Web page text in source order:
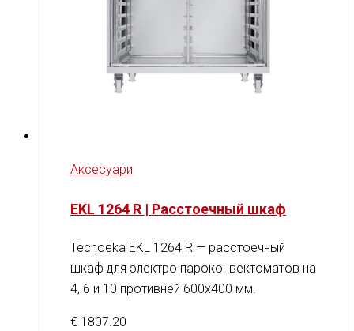
Аксесуари
EKL 1264 R | Расстоечный шкаф
Tecnoeka EKL 1264 R — расстоечный
шкаф для электро пароконвектоматов на
4, 6 и 10 противней 600x400 мм.
€ 1807.20